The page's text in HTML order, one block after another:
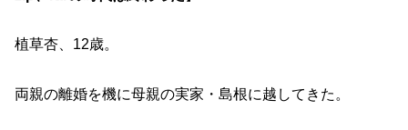
植草杏、12歳。
両親の離婚を機に母親の実家・島根に越してきた。